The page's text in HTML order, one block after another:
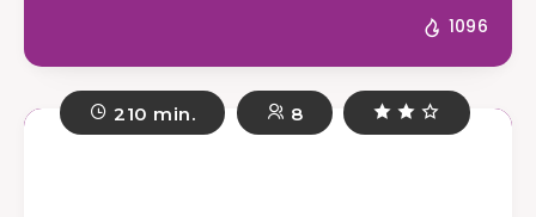
1096
210 min. 8